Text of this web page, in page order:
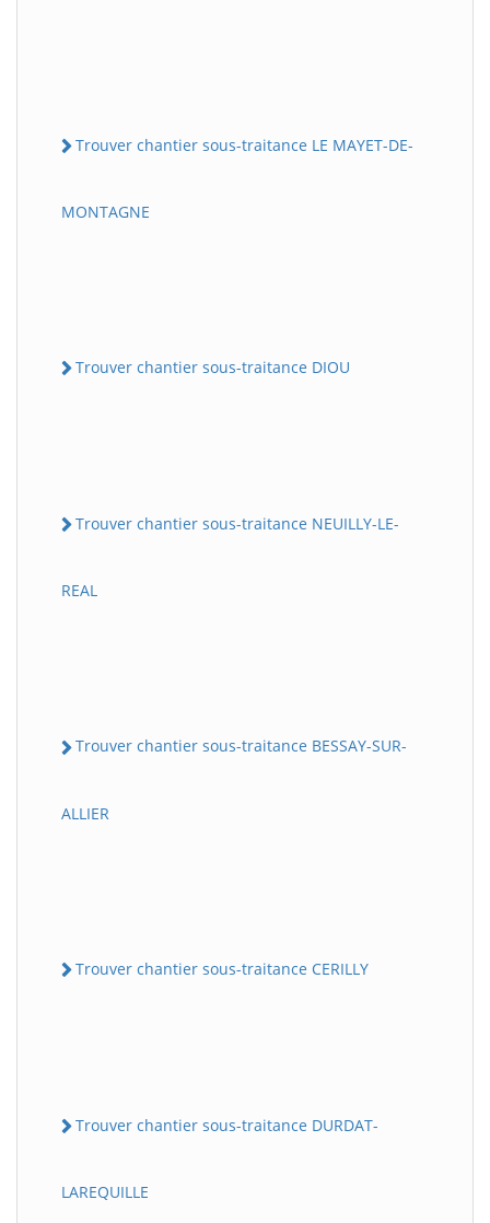
Trouver chantier sous-traitance LE MAYET-DE-
MONTAGNE
Trouver chantier sous-traitance DIOU
Trouver chantier sous-traitance NEUILLY-LE-
REAL
Trouver chantier sous-traitance BESSAY-SUR-
ALLIER
Trouver chantier sous-traitance CERILLY
Trouver chantier sous-traitance DURDAT-
LAREQUILLE